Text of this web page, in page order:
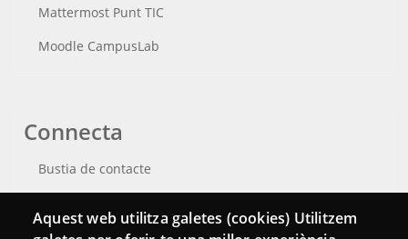
Mattermost Punt TIC
Moodle CampusLab
Connecta
Bustia de contacte
Aquest web utilitza galetes (cookies) Utilitzem